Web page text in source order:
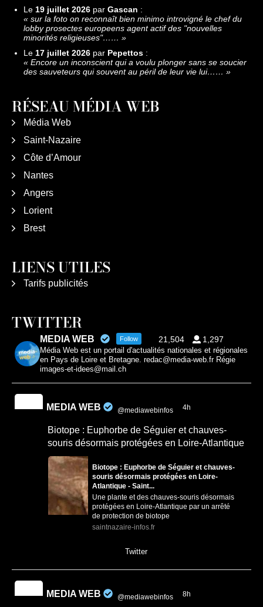
Le 19 juillet 2026 par Gascan :
« sur la foto on reconnaît bien minimo introvigné le chef du
lobby prosectes europeens agent actif des "nouvelles
minorités religieuses"…… »
Le 17 juillet 2026 par Pepettos :
« Encore un inconscient qui a voulu plonger sans se soucier
des sauveteurs qui souvent au péril de leur vie lui…… »
RÉSEAU MÉDIA WEB
Média Web
Saint-Nazaire
Côte d’Amour
Nantes
Angers
Lorient
Brest
LIENS UTILES
Tarifs publicités
TWITTER
MEDIA WEB Follow 21,504 1,297
Média Web est un portail d'actualités nationales et régionales
en Pays de Loire et Bretagne. redac@media-web.fr Régie
images-et-idees@mail.ch
MEDIA WEB @mediawebinfos 4h
Biotope : Euphorbe de Séguier et chauves-
souris désormais protégées en Loire-Atlantique
Biotope : Euphorbe de Séguier et chauves-
souris désormais protégées en Loire-
Atlantique - Saint...
Une plante et des chauves-souris désormais
protégées en Loire-Atlantique par un arrêté
de protection de biotope
saintnazaire-infos.fr
Twitter
MEDIA WEB @mediawebinfos 8h